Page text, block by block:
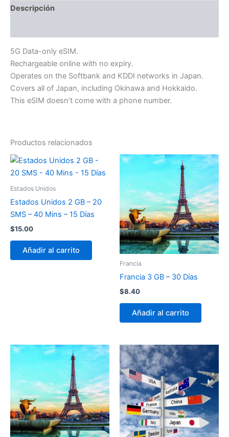
Descripción
5G Data-only eSIM.
Rechargeable online with no expiry.
Operates on the Softbank and KDDI networks in Japan.
Covers all of Japan, including Okinawa and Hokkaido.
This eSIM doesn’t come with a phone number.
Productos relacionados
Estados Unidos
Estados Unidos 2 GB – 20
SMS – 40 Mins – 15 Días
$15.00
Añadir al carrito
Francia
Francia 3 GB – 30 Días
$8.40
Añadir al carrito